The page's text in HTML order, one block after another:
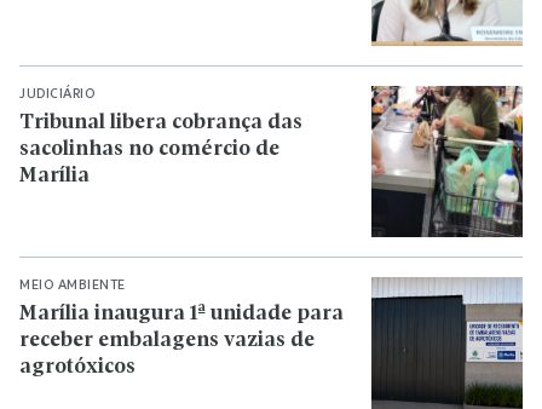
JUDICIÁRIO
Tribunal libera cobrança das
sacolinhas no comércio de
Marília
MEIO AMBIENTE
Marília inaugura 1ª unidade para
receber embalagens vazias de
agrotóxicos